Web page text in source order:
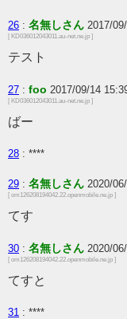
26 : 名無しさん 2017/
[ KD036012043011.au-net.ne.jp ]
テスト
27 : foo 2017/09/14
[ KD036012043011.au-net.ne.jp ]
ばー
28 : ****
29 : 名無しさん 2020/
[ om126208194042.22.openmobile.ne.jp ]
てす
30 : 名無しさん 2020/
[ om126208194042.22.openmobile.ne.jp ]
てすと
31 : ****